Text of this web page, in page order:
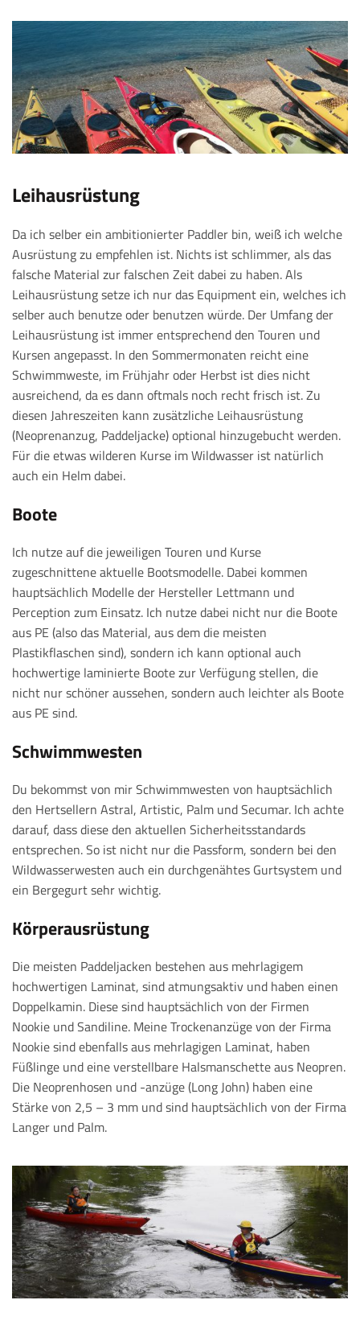
Leihausrüstung
Da ich selber ein ambitionierter Paddler bin, weiß ich welche
Ausrüstung zu empfehlen ist. Nichts ist schlimmer, als das
falsche Material zur falschen Zeit dabei zu haben. Als
Leihausrüstung setze ich nur das Equipment ein, welches ich
selber auch benutze oder benutzen würde. Der Umfang der
Leihausrüstung ist immer entsprechend den Touren und
Kursen angepasst. In den Sommermonaten reicht eine
Schwimmweste, im Frühjahr oder Herbst ist dies nicht
ausreichend, da es dann oftmals noch recht frisch ist. Zu
diesen Jahreszeiten kann zusätzliche Leihausrüstung
(Neoprenanzug, Paddeljacke) optional hinzugebucht werden.
Für die etwas wilderen Kurse im Wildwasser ist natürlich
auch ein Helm dabei.
Boote
Ich nutze auf die jeweiligen Touren und Kurse
zugeschnittene aktuelle Bootsmodelle. Dabei kommen
hauptsächlich Modelle der Hersteller Lettmann und
Perception zum Einsatz. Ich nutze dabei nicht nur die Boote
aus PE (also das Material, aus dem die meisten
Plastikflaschen sind), sondern ich kann optional auch
hochwertige laminierte Boote zur Verfügung stellen, die
nicht nur schöner aussehen, sondern auch leichter als Boote
aus PE sind.
Schwimmwesten
Du bekommst von mir Schwimmwesten von hauptsächlich
den Hertsellern Astral, Artistic, Palm und Secumar. Ich achte
darauf, dass diese den aktuellen Sicherheitsstandards
entsprechen. So ist nicht nur die Passform, sondern bei den
Wildwasserwesten auch ein durchgenähtes Gurtsystem und
ein Bergegurt sehr wichtig.
Körperausrüstung
Die meisten Paddeljacken bestehen aus mehrlagigem
hochwertigen Laminat, sind atmungsaktiv und haben einen
Doppelkamin. Diese sind hauptsächlich von der Firmen
Nookie und Sandiline. Meine Trockenanzüge von der Firma
Nookie sind ebenfalls aus mehrlagigen Laminat, haben
Füßlinge und eine verstellbare Halsmanschette aus Neopren.
Die Neoprenhosen und -anzüge (Long John) haben eine
Stärke von 2,5 – 3 mm und sind hauptsächlich von der Firma
Langer und Palm.